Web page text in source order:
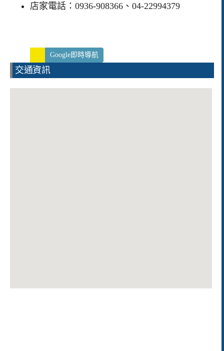
店家電話：0936-908366、04-22994379
Google即時導航
交通資訊